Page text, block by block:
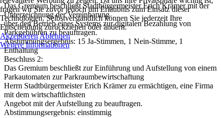
Das Gremium beschließt Stadtbürgermeister Erich Krämer mit der
Unterzeichnung der Vereinbarung
über den Betrieb eines Systems zur digitalen Bezahlung von
Parkgebühren zu beauftragen.
Abstimmungsergebnis: 15 Ja-Stimmen, 1 Nein-Stimme, 1
Enthaltung
Beschluss 2:
Das Gremium beschließt zur Einführung und Aufstellung von einem
Parkautomaten zur Parkraumbewirtschaftung
Herrn Stadtbürgermeister Erich Krämer zu ermächtigen, eine Firma
mit dem wirtschaftlichsten
Angebot mit der Aufstellung zu beauftragen.
Abstimmungsergebnis: einstimmig
fragen wir Sie zuvor jedoch um Erlaubnis zum Einsatz dieser
Technologien. Selbstverständlich können Sie jederzeit Ihre
Entscheidung zurückziehen oder ändern.
Akzeptieren Ablehnen
Weitere Informationen